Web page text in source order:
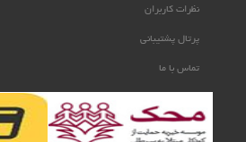
نظرات کاربران
پرتال پشتیبانی
تماس با ما